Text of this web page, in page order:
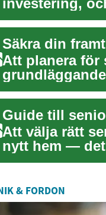
investering,
nödvändi...
Säkra din
Att planera för
Genom att
Guide till
Att välja rätt
nytt hem —
vårdbeho...
& FORDON